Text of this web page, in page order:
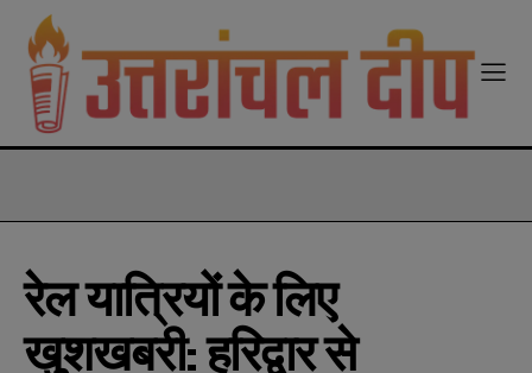
रेल यात्रियों के लिए
खुशखबरी: हरिद्वार से